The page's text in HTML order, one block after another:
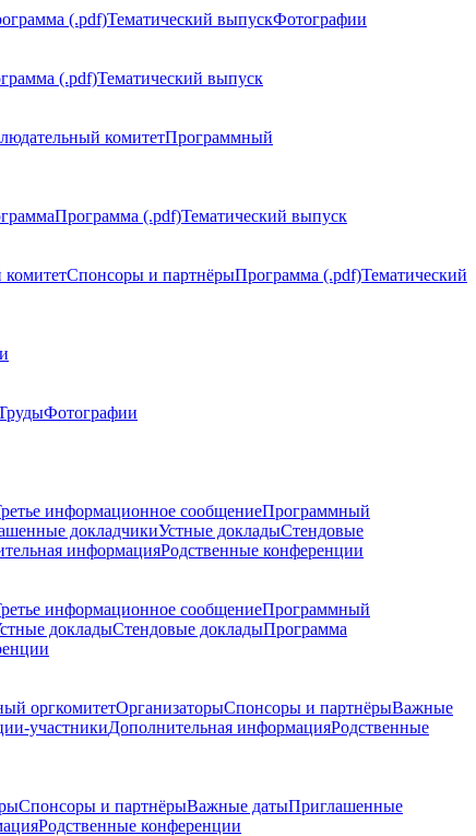
(.pdf)Тематический выпускФотографии
(.pdf)Тематический выпуск
комитетПрограммный
Программа (.pdf)Тематический выпуск
Спонсоры и партнёрыПрограмма (.pdf)Тематический
Фотографии
информационное сообщениеПрограммный
докладчикиУстные докладыСтендовые
информацияРодственные конференции
информационное сообщениеПрограммный
докладыСтендовые докладыПрограмма
оргкомитетОрганизаторыСпонсоры и партнёрыВажные
участникиДополнительная информацияРодственные
Спонсоры и партнёрыВажные датыПриглашенные
Родственные конференции